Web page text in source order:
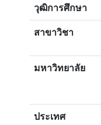
วุฒิการศึกษา
สาขาวิชา
มหาวิทยาลัย
ประเทศ